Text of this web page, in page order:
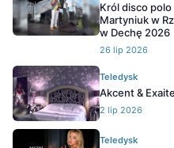
Król disco
Martyniuk w
w Dechę 2026
26 lip 2026
Teledysk
Akcent &
2 lip 2026
Teledysk